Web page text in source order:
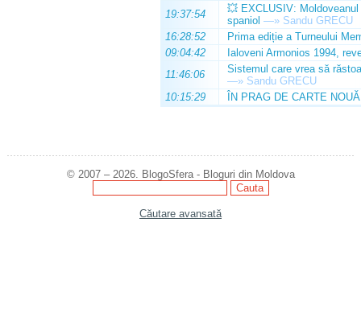
19:37:54
💥 EXCLUSIV:
spaniol —» Sandu GRECU
16:28:52
Prima ediție a Turneului
09:04:42
Ialoveni Armonios 1994,
11:46:06
Sistemul care vrea să
—» Sandu GRECU
10:15:29
ÎN PRAG DE CARTE NOUĂ
© 2007 – 2026. BlogoSfera - Bloguri din Moldova
Căutare avansată